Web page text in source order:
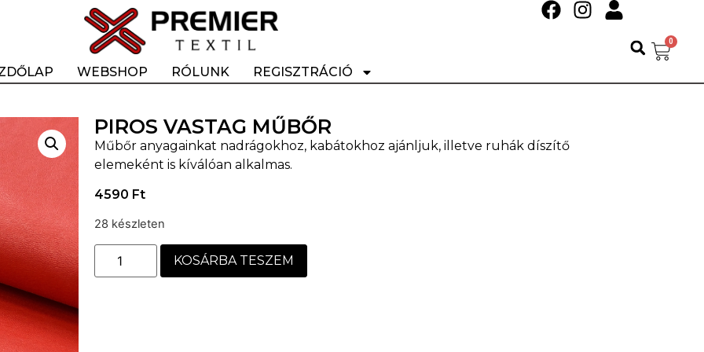
0
WEBSHOP RÓLUNK REGISZTRÁCIÓ
PIROS VASTAG MŰBŐR
Műbőr anyagainkat nadrágokhoz, kabátokhoz ajánljuk, illetve ruhák díszítő
elemeként is kíválóan alkalmas.
4590 Ft
28 készleten
KOSÁRBA TESZEM